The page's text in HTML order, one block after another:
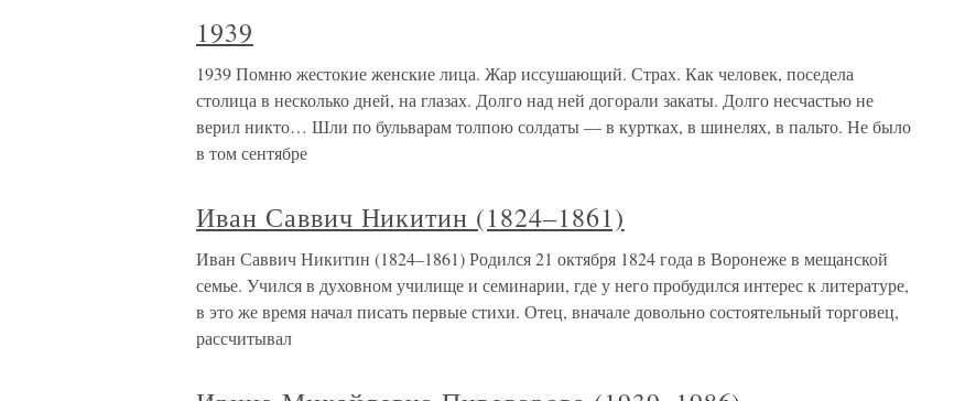
1939
1939 Помню жестокие женские лица. Жар иссушающий. Страх. Как человек, поседела
столица в несколько дней, на глазах. Долго над ней догорали закаты. Долго несчастью не
верил никто… Шли по бульварам толпою солдаты — в куртках, в шинелях, в пальто. Не было
в том сентябре
Иван Саввич Никитин (1824–1861)
Иван Саввич Никитин (1824–1861) Родился 21 октября 1824 года в Воронеже в мещанской
семье. Учился в духовном училище и семинарии, где у него пробудился интерес к литературе,
в это же время начал писать первые стихи. Отец, вначале довольно состоятельный торговец,
рассчитывал